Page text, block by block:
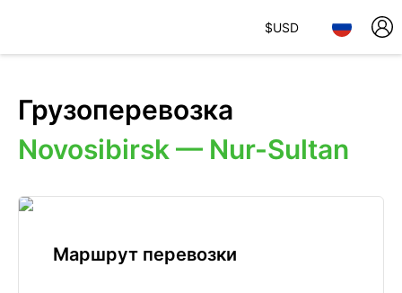
$USD
Грузоперевозка
Novosibirsk — Nur-Sultan
Маршрут перевозки